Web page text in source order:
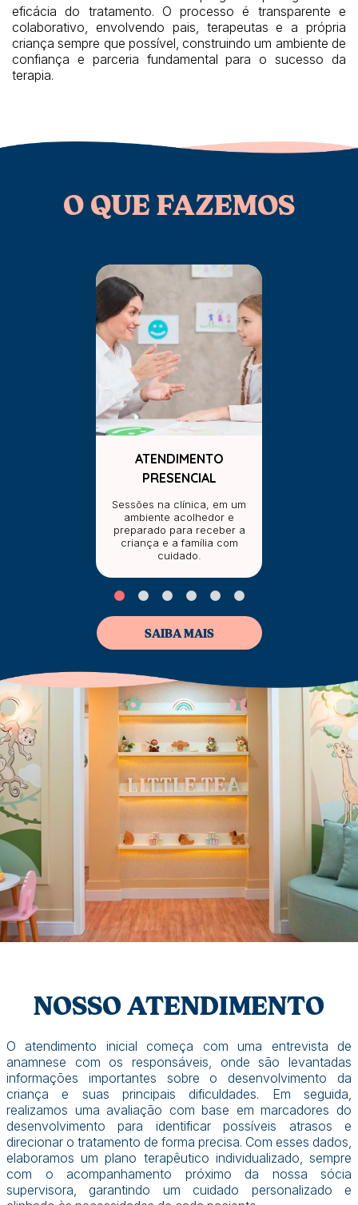
eficácia do tratamento. O processo é transparente e
colaborativo, envolvendo pais, terapeutas e a própria
criança sempre que possível, construindo um ambiente de
confiança e parceria fundamental para o sucesso da
terapia.
O QUE FAZEMOS
ATENDIMENTO
PRESENCIAL
Sessões na clínica, em um
ambiente acolhedor e
preparado para receber a
criança e a família com
cuidado.
SAIBA MAIS
NOSSO ATENDIMENTO
O atendimento inicial começa com uma entrevista de
anamnese com os responsáveis, onde são levantadas
informações importantes sobre o desenvolvimento da
criança e suas principais dificuldades. Em seguida,
realizamos uma avaliação com base em marcadores do
desenvolvimento para identificar possíveis atrasos e
direcionar o tratamento de forma precisa. Com esses dados,
elaboramos um plano terapêutico individualizado, sempre
com o acompanhamento próximo da nossa sócia
supervisora, garantindo um cuidado personalizado e